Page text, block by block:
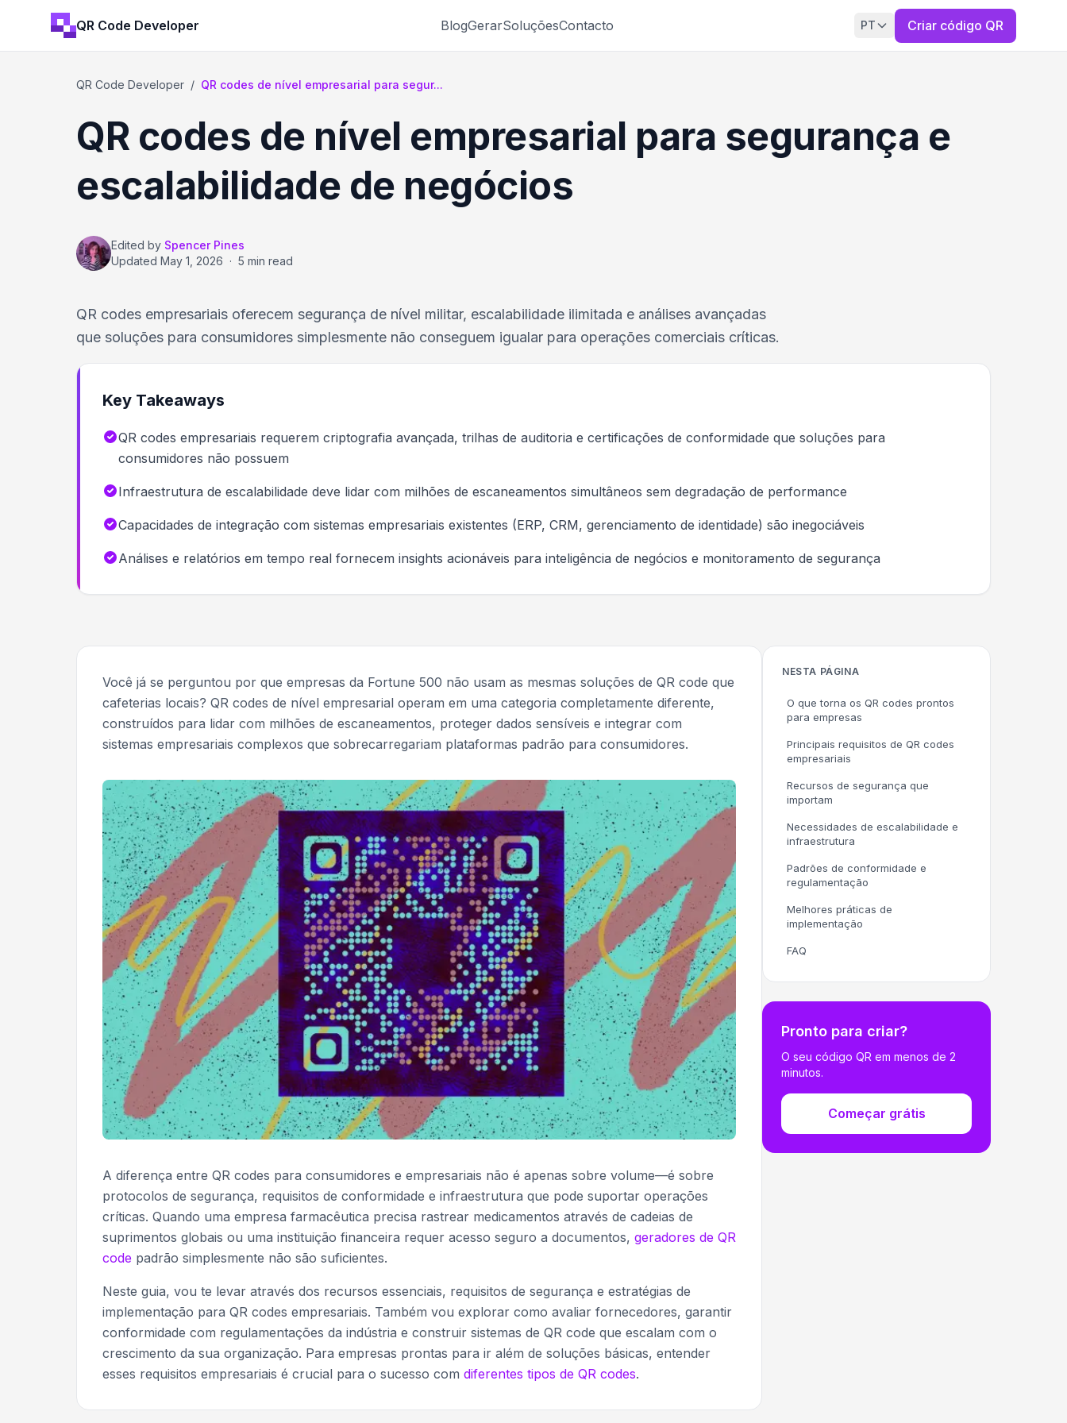
QR Code Developer BlogGerarSoluçõesContacto PT Criar código QR
QR Code Developer / QR codes de nível empresarial para segur...
QR codes de nível empresarial para segurança e
escalabilidade de negócios
Edited by Spencer Pines
Updated May 1, 2026 · 5 min read
QR codes empresariais oferecem segurança de nível militar, escalabilidade ilimitada e análises avançadas
que soluções para consumidores simplesmente não conseguem igualar para operações comerciais críticas.
Key Takeaways
QR codes empresariais requerem criptografia avançada, trilhas de auditoria e certificações de conformidade que soluções para
consumidores não possuem
Infraestrutura de escalabilidade deve lidar com milhões de escaneamentos simultâneos sem degradação de performance
Capacidades de integração com sistemas empresariais existentes (ERP, CRM, gerenciamento de identidade) são inegociáveis
Análises e relatórios em tempo real fornecem insights acionáveis para inteligência de negócios e monitoramento de segurança
Você já se perguntou por que empresas da Fortune 500 não usam as mesmas soluções de QR code que
cafeterias locais? QR codes de nível empresarial operam em uma categoria completamente diferente,
construídos para lidar com milhões de escaneamentos, proteger dados sensíveis e integrar com
sistemas empresariais complexos que sobrecarregariam plataformas padrão para consumidores.
A diferença entre QR codes para consumidores e empresariais não é apenas sobre volume—é sobre
protocolos de segurança, requisitos de conformidade e infraestrutura que pode suportar operações
críticas. Quando uma empresa farmacêutica precisa rastrear medicamentos através de cadeias de
suprimentos globais ou uma instituição financeira requer acesso seguro a documentos, geradores de QR
code padrão simplesmente não são suficientes.
Neste guia, vou te levar através dos recursos essenciais, requisitos de segurança e estratégias de
implementação para QR codes empresariais. Também vou explorar como avaliar fornecedores, garantir
conformidade com regulamentações da indústria e construir sistemas de QR code que escalam com o
crescimento da sua organização. Para empresas prontas para ir além de soluções básicas, entender
esses requisitos empresariais é crucial para o sucesso com diferentes tipos de QR codes.
NESTA PÁGINA
O que torna os QR codes prontos
para empresas
Principais requisitos de QR codes
empresariais
Recursos de segurança que
importam
Necessidades de escalabilidade e
infraestrutura
Padrões de conformidade e
regulamentação
Melhores práticas de
implementação
FAQ
Pronto para criar?
O seu código QR em menos de 2
minutos.
Começar grátis